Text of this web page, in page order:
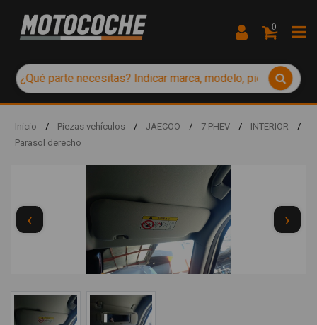
0
Inicio / Piezas vehículos / JAECOO / 7 PHEV / INTERIOR
/
Parasol derecho
‹ ›